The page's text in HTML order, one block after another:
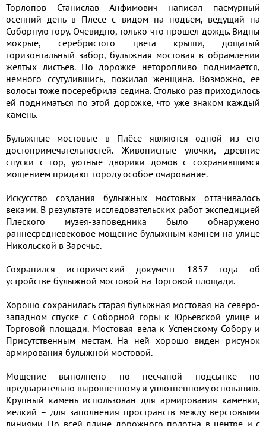
Торлопов Станислав Анфимович написал пасмурный
осенний день в Плесе с видом на подъем, ведущий на
Соборную гору. Очевидно, только что прошел дождь. Видны
мокрые, серебристого цвета крыши, дощатый
горизонтальный забор, булыжная мостовая в обрамлении
желтых листьев. По дорожке неторопливо поднимается,
немного ссутулившись, пожилая женщина. Возможно, ее
волосы тоже посеребрила седина. Столько раз приходилось
ей подниматься по этой дорожке, что уже знаком каждый
камень.
Булыжные мостовые в Плёсе являются одной из его
достопримечательностей. Живописные улочки, древние
спуски с гор, уютные дворики домов с сохранившимся
мощением придают городу особое очарование.
Искусство создания булыжных мостовых оттачивалось
веками. В результате исследовательских работ экспедицией
Плеского музея-заповедника было обнаружено
раннесредневековое мощение булыжным камнем на улице
Никольской в Заречье.
Сохранился исторический документ 1857 года об
устройстве булыжной мостовой на Торговой площади.
Хорошо сохранилась старая булыжная мостовая на северо-
западном спуске с Соборной горы к Юрьевской улице и
Торговой площади. Мостовая вела к Успенскому Собору и
Присутственным местам. На ней хорошо виден рисунок
армирования булыжной мостовой.
Мощение выполнено по песчаной подсыпке по
предварительно выровненному и уплотненному основанию.
Крупный камень использован для армирования каменки,
мелкий – для заполнения пространств между верстовыми
линиями. По всей длине дорожного полотна в центре и с